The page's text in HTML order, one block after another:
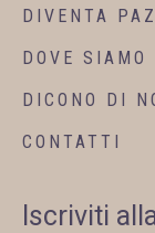
DIVENTA
DOVE SIAMO
DICONO DI
CONTATTI
Iscriviti